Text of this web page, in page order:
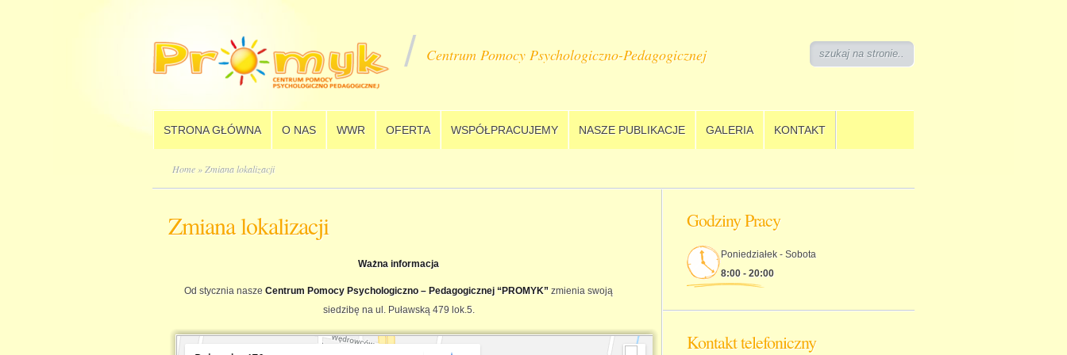
Centrum Pomocy Psychologiczno-Pedagogicznej
STRONA GŁÓWNA O NAS WWR OFERTA WSPÓŁPRACUJEMY NASZE PUBLIKACJE GALERIA KONTAKT
Home» Zmiana lokalizacji
Zmiana lokalizacji
Ważna informacja
Od stycznia nasze Centrum Pomocy Psychologiczno – Pedagogicznej “PROMYK” zmienia swoją
siedzibę na ul. Puławską 479 lok.5.
Godziny Pracy
Poniedziałek - Sobota
8:00 - 20:00
Kontakt telefoniczny